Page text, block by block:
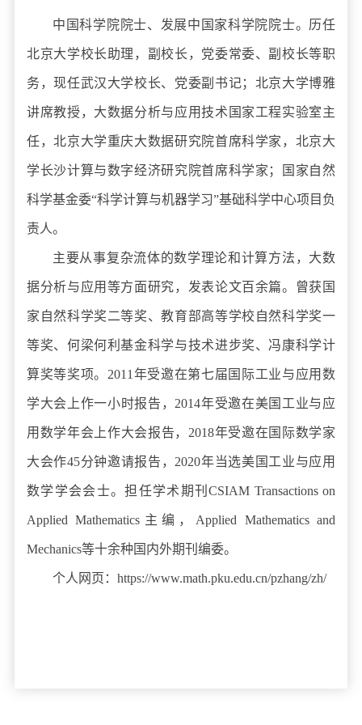
中国科学院院士、发展中国家科学院院士。历任
北京大学校长助理，副校长，党委常委、副校长等职
务，现任武汉大学校长、党委副书记；北京大学博雅
讲席教授，大数据分析与应用技术国家工程实验室主
任，北京大学重庆大数据研究院首席科学家 ，北京大
学长沙计算与数字经济研究院首席科学家；国家自然
科学基金委“科学计算与机器学习”基础科学中心项目负
责人。
主要从事复杂流体的数学理论和计算方法，大数
据分析与应用等方面研究，发表论文百余篇。曾获国
家自然科学奖二等奖、教育部高等学校自然科学奖一
等奖、何梁何利基金科学与技术进步奖、冯康科学计
算奖等奖项。2011年受邀在第七届国际工业与应用数
学大会上作一小时报告，2014年受邀在美国工业与应
用数学年会上作大会报告，2018年受邀在国际数学家
大会作45分钟邀请报告，2020年当选美国工业与应用
数学学会会士。担任学术期刊CSIAM Transactions on
Applied Mathematics主编，Applied Mathematics and
Mechanics等十余种国内外期刊编委。
个人网页：https://www.math.pku.edu.cn/pzhang/zh/